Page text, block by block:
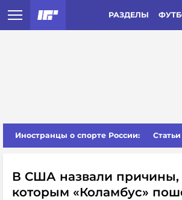
РАЗДЕЛЫ
Иностранцы о спорте России: Статьи
В США назвали причины,
которым «Коламбус»